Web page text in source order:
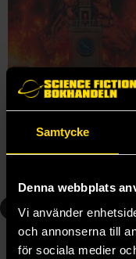
Samtycke
Denna webbplats
Vi använder
och annonserna till
för sociala medier
Preacher Book One
Garth Ennis
219 kr